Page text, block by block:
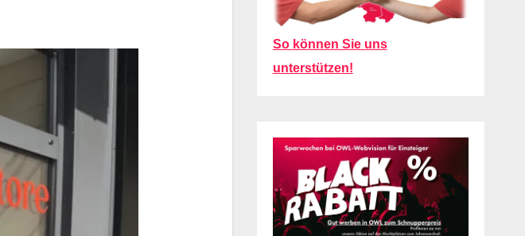
So können Sie uns
unterstützen!